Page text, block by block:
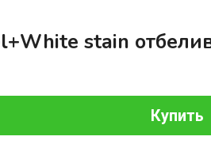
stain
Купить